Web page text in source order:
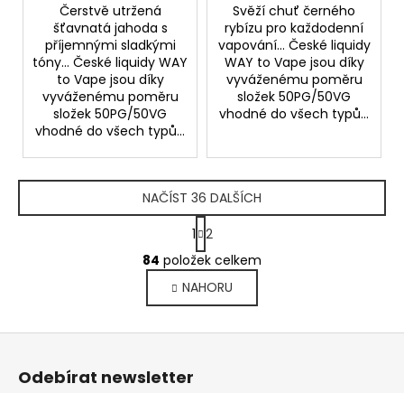
Čerstvě utržená
šťavnatá jahoda s
příjemnými sladkými
tóny... České liquidy WAY
to Vape jsou díky
vyváženému poměru
složek 50PG/50VG
vhodné do všech typů...
Svěží chuť černého
rybízu pro každodenní
vapování... České liquidy
WAY to Vape jsou díky
vyváženému poměru
složek 50PG/50VG
vhodné do všech typů...
O
v
l
á
d
NAČÍST 36 DALŠÍCH
S
t
r
á
n
k
1 2
84 položek celkem
NAHORU
Z
Odebírat newsletter